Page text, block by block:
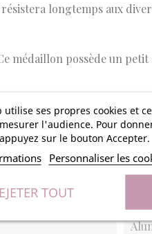
utilise ses propres cookies et
l'audience. Pour
sur le bouton Accepter.
Personnaliser les
TOUT
longtemps aux
médaillon possède un
souhaitez : le nom de